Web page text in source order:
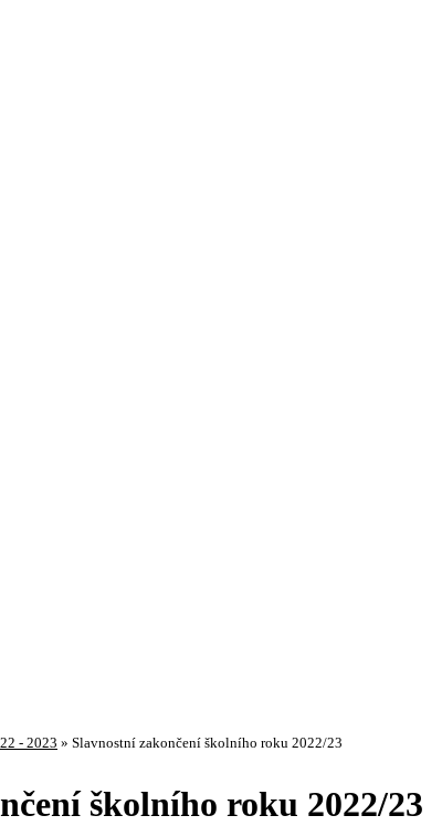
- 2023 » Slavnostní zakončení školního roku 2022/23
školního roku 2022/23